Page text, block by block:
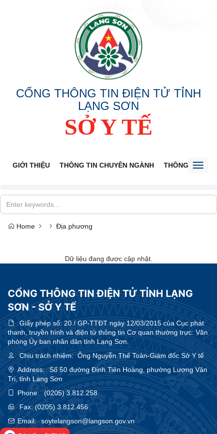
CỔNG THÔNG TIN ĐIỆN TỬ TỈNH
LẠNG SƠN
SỞ Y TẾ
GIỚI THIỆU THÔNG TIN CHUYÊN NGÀNH THÔNG BÁO
Home Địa phương
Dữ liệu đang được cập nhật.
CỔNG THÔNG TIN ĐIỆN TỬ TỈNH LẠNG
SƠN - SỞ Y TẾ
Giấy phép số:20 / GP-TTĐT ngày 12/03/2015 của Cục phát
thanh, truyền hình và điện tử thông tin Cơ quan thường trực: Văn
phòng Ủy ban nhân dân tỉnh Lạng Sơn.
Chịu trách nhiệm:Ông Nguyễn Thế Toàn-Giám đốc Sở Y tế
Address:
Số 50 đường Đinh Tiên Hoàng, phường Lương Văn
Tri, tỉnh Lạng Sơn
Phone:
(0205) 3.812.258
Fax:(0205) 3.812.456
Email:
soytelangson@langson.gov.vn